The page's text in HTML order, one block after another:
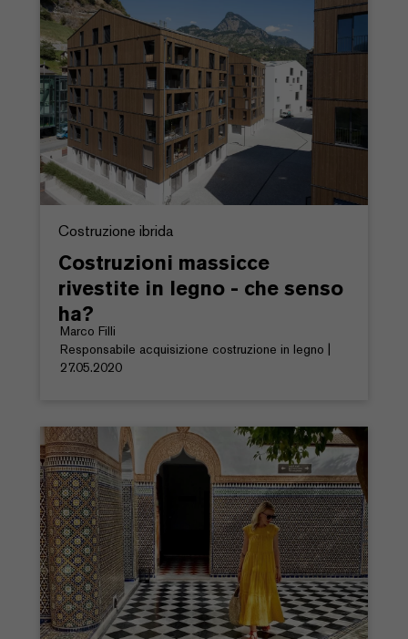
Costruzione ibrida
Costruzioni massicce
rivestite in legno - che senso
ha?
Marco Filli
Responsabile acquisizione costruzione in legno |
27.05.2020